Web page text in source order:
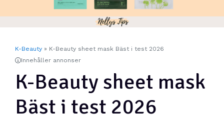
K-Beauty » K-Beauty sheet mask Bäst i test 2026
Innehåller annonser
K-Beauty sheet mask
Bäst i test 2026